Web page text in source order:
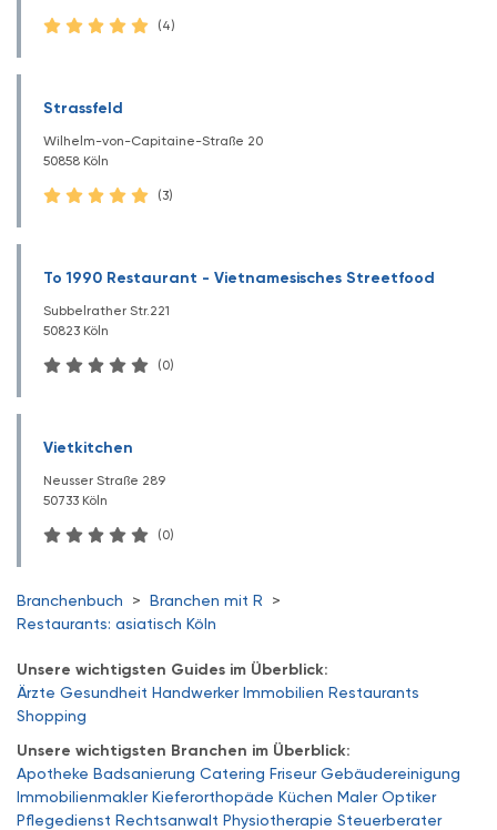
(4)
Strassfeld
Wilhelm-von-Capitaine-Straße 20
50858 Köln
(3)
To 1990 Restaurant - Vietnamesisches Streetfood
Subbelrather Str.221
50823 Köln
(0)
Vietkitchen
Neusser Straße 289
50733 Köln
(0)
Branchenbuch > Branchen mit R
>
Restaurants: asiatisch Köln
Unsere wichtigsten Guides im Überblick:
Ärzte Gesundheit Handwerker Immobilien Restaurants
Shopping
Unsere wichtigsten Branchen im Überblick:
Apotheke Badsanierung Catering Friseur Gebäudereinigung
Immobilienmakler Kieferorthopäde Küchen Maler Optiker
Pflegedienst Rechtsanwalt Physiotherapie Steuerberater